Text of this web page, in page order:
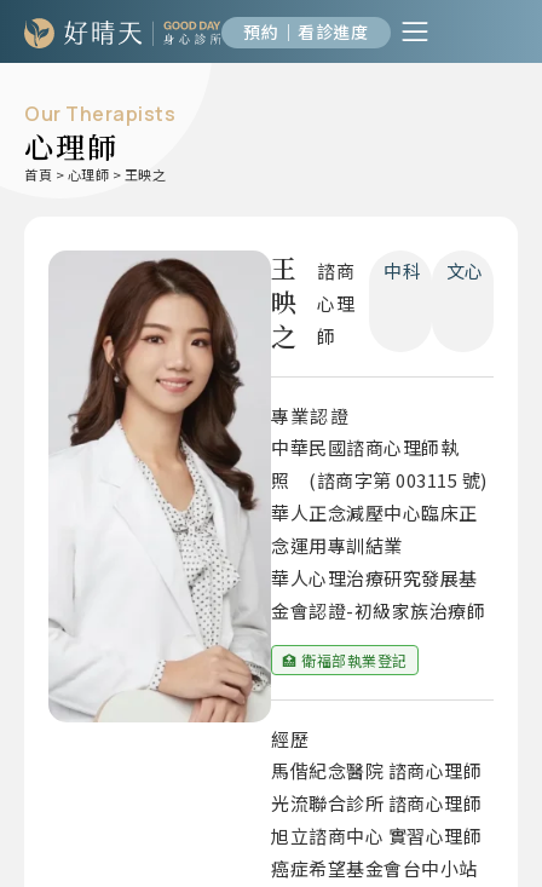
預約｜看診進度
Our Therapists
心理師
首頁 >心理師 >王映之
王
映
之
諮商
心理
師
中科 文心
專業認證
中華民國諮商心理師執
照 (諮商字第 003115 號)
華人正念減壓中心臨床正
念運用專訓結業
華人心理治療研究發展基
金會認證-初級家族治療師
🏥 衛福部執業登記
經歷
馬偕紀念醫院 諮商心理師
光流聯合診所 諮商心理師
旭立諮商中心 實習心理師
癌症希望基金會台中小站